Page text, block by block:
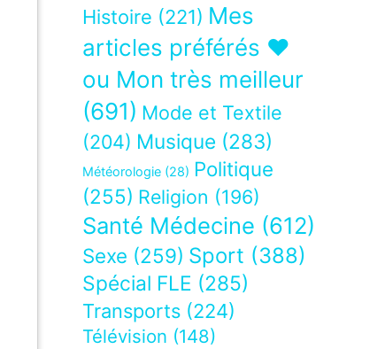
Histoire (221) Mes
articles préférés ❤
ou Mon très meilleur
(691) Mode et Textile
(204) Musique (283)
Météorologie (28) Politique
(255) Religion (196)
Santé Médecine (612)
Sexe (259) Sport (388)
Spécial FLE (285)
Transports (224)
Télévision (148)